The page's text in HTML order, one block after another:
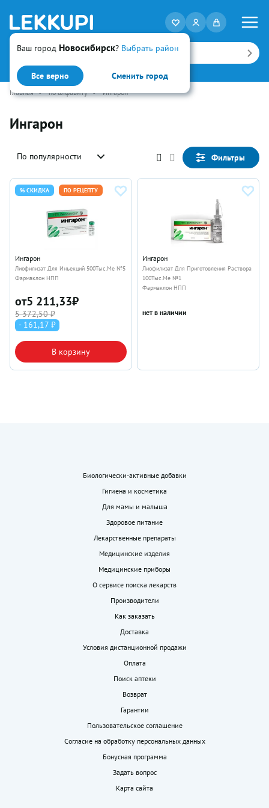
Ваш город Новосибирск? Выбрать район
Все верно Сменить город
Искать
Главная • по алфавиту • Ингарон
Ингарон
По популярности Фильтры
% СКИДКА ПО РЕЦЕПТУ
Ингарон
Лиофилизат Для Инъекций 500Тыс.Ме №5
Фармаклон НПП
от5 211,33₽
5 372,50 ₽
- 161,17 ₽
В корзину
Ингарон
Лиофилизат Для Приготовления Раствора
100Тыс.Ме №1
Фармаклон НПП
нет в наличии
Биологически-активные добавки
Гигиена и косметика
Для мамы и малыша
Здоровое питание
Лекарственные препараты
Медицинские изделия
Медицинские приборы
О сервисе поиска лекарств
Производители
Как заказать
Доставка
Условия дистанционной продажи
Оплата
Поиск аптеки
Возврат
Гарантии
Пользовательское соглашение
Согласие на обработку персональных данных
Бонусная программа
Задать вопрос
Карта сайта